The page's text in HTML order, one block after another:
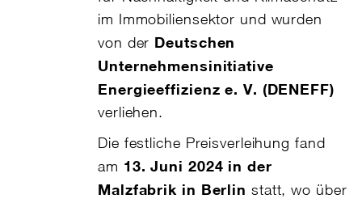
im Immobiliensektor und wurden
von der Deutschen
Unternehmensinitiative
Energieeffizienz e. V. (DENEFF)
verliehen.
Die festliche Preisverleihung fand
am 13. Juni 2024 in der
Malzfabrik in Berlin statt, wo über